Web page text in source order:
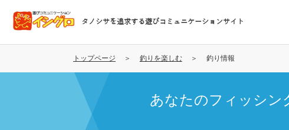
コ
テ
タノシサを追求する遊びコミュニケーションサイト
トップページ 釣りを楽しむ 釣り情報
あなたのフィッシン